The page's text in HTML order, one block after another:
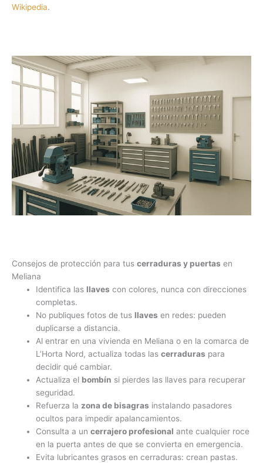
Wikipedia.
Consejos de protección para tus cerraduras y puertas en
Meliana
Identifica las llaves con colores, nunca con direcciones
completas.
No publiques fotos de tus llaves en redes: pueden
duplicarse a distancia.
Al entrar en una vivienda en Meliana o en la comarca de
L’Horta Nord, actualiza todas lascerraduras para
decidir qué cambiar.
Actualiza el bombín si pierdes las llaves para recuperar
seguridad.
Refuerza lazona de bisagras instalando pasadores
ocultos para impedir apalancamientos.
Consulta a uncerrajero profesional ante cualquier roce
en la puerta antes de que se convierta en emergencia.
Evita lubricantes grasos en cerraduras: crean pastas.